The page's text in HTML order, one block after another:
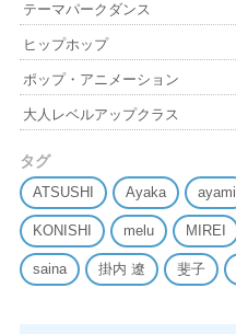
テーマパークダンス
ヒップホップ
ポップ・アニメーション
大人レベルアップクラス
タグ
ATSUSHI Ayaka ayami
KONISHI melu MIREI
saina 掛内 遼 斐子